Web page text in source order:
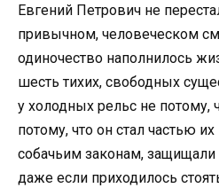
Евгений Петрович не
привычном, человеческом
одиночество наполнилось
шесть тихих, свободных
у холодных рельс не потому,
потому, что он стал частью
собачьим законам,
даже если приходилось